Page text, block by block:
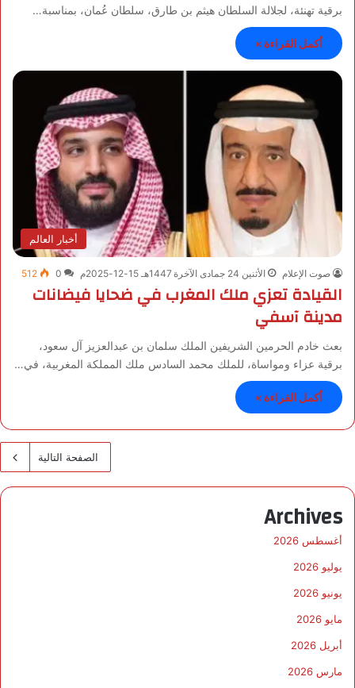
برقية تهنئة، لجلالة السلطان هيثم بن طارق، سلطان عُمان، بمناسبة…
أكمل القراءة »
أخبار العالم
صوت الإعلام الأثنين 24 جمادى الآخرة 1447هـ 15-12-2025م 0
512
القيادة تعزي ملك المغرب في ضحايا فيضانات
مدينة آسفي
بعث خادم الحرمين الشريفين الملك سلمان بن عبدالعزيز آل سعود،
برقية عزاء ومواساة، للملك محمد السادس ملك المملكة المغربية، في…
أكمل القراءة »
الصفحة التالية
Archives
أغسطس 2026
يوليو 2026
يونيو 2026
مايو 2026
أبريل 2026
مارس 2026